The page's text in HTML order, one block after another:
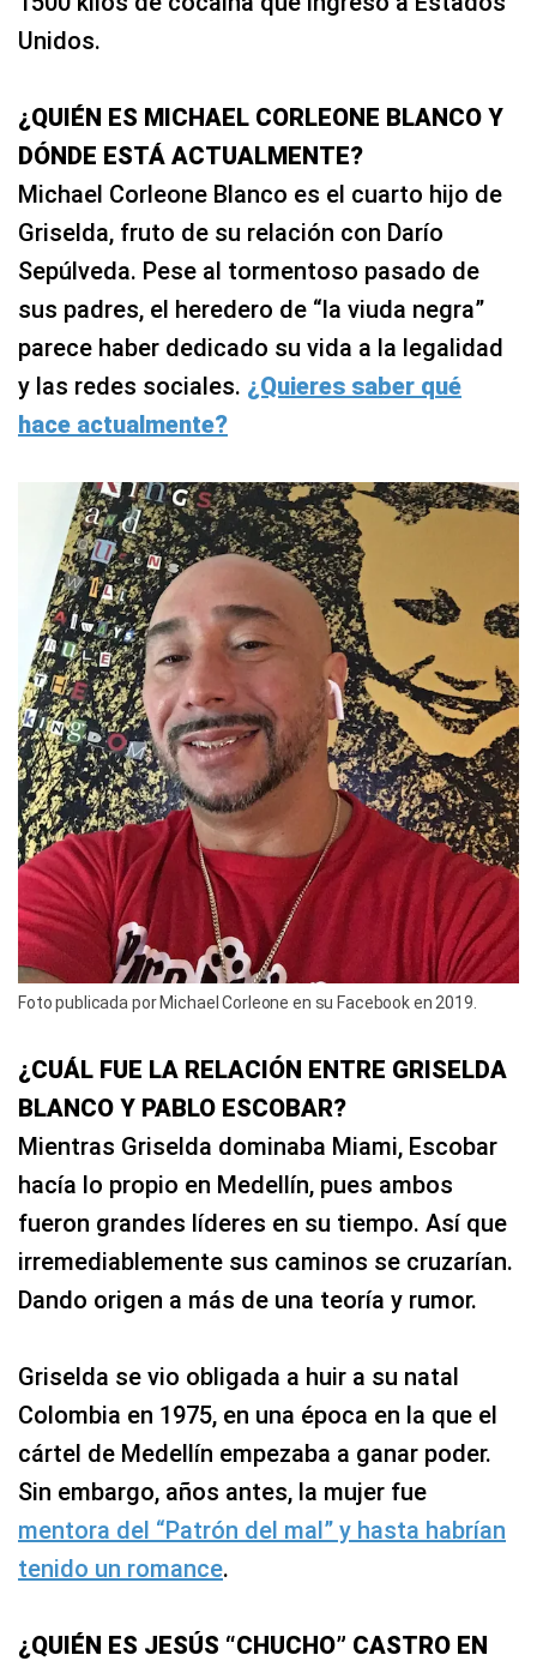
Unidos.
¿QUIÉN ES MICHAEL CORLEONE BLANCO Y
DÓNDE ESTÁ ACTUALMENTE?
Michael Corleone Blanco es el cuarto hijo de
Griselda, fruto de su relación con Darío
Sepúlveda. Pese al tormentoso pasado de
sus padres, el heredero de “la viuda negra”
parece haber dedicado su vida a la legalidad
y las redes sociales. ¿Quieres saber qué
hace actualmente?
Foto publicada por Michael Corleone en su Facebook en 2019.
¿CUÁL FUE LA RELACIÓN ENTRE GRISELDA
BLANCO Y PABLO ESCOBAR?
Mientras Griselda dominaba Miami, Escobar
hacía lo propio en Medellín, pues ambos
fueron grandes líderes en su tiempo. Así que
irremediablemente sus caminos se cruzarían.
Dando origen a más de una teoría y rumor.
Griselda se vio obligada a huir a su natal
Colombia en 1975, en una época en la que el
cártel de Medellín empezaba a ganar poder.
Sin embargo, años antes, la mujer fue
mentora del “Patrón del mal” y hasta habrían
tenido un romance.
¿QUIÉN ES JESÚS “CHUCHO” CASTRO EN